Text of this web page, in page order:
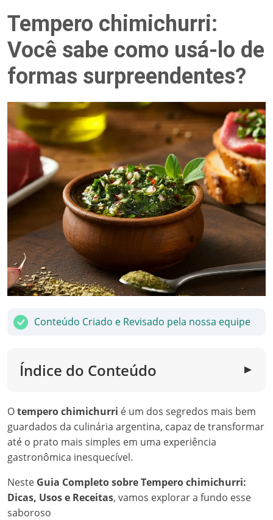
Tempero chimichurri:
Você sabe como usá-lo de
formas surpreendentes?
Conteúdo Criado e Revisado pela nossa equipe
Índice do Conteúdo ▼
Otempero chimichurri é um dos segredos mais bem
guardados da culinária argentina, capaz de transformar
até o prato mais simples em uma experiência
gastronômica inesquecível.
Neste Guia Completo sobre Tempero chimichurri:
Dicas, Usos e Receitas, vamos explorar a fundo esse
saboroso